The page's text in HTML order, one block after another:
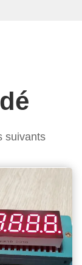
suivants